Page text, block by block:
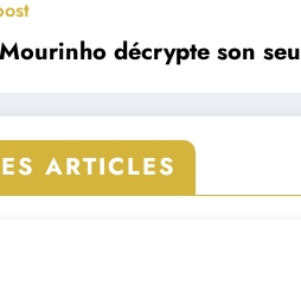
décrypte son
ARTICLES